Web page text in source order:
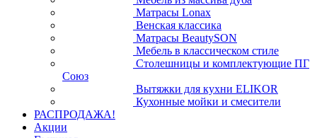
Матрасы Lonax
Венская классика
Матрасы BeautySON
Мебель в классическом стиле
Столешницы и комплектующие ПГ
Союз
Вытяжки для кухни ELIKOR
Кухонные мойки и смесители
РАСПРОДАЖА!
Акции